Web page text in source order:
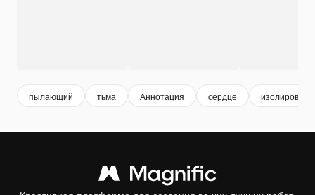
пылающий тьма Аннотация сердце